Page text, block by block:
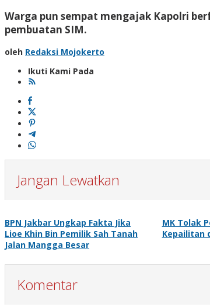
Warga pun sempat mengajak Kapolri
pembuatan SIM.
oleh Redaksi Mojokerto
Ikuti Kami Pada
Jangan Lewatkan
BPN Jakbar Ungkap Fakta Jika
Lioe Khin Bin Pemilik Sah Tanah
Jalan Mangga Besar
MK Tolak
Kepailitan
Komentar